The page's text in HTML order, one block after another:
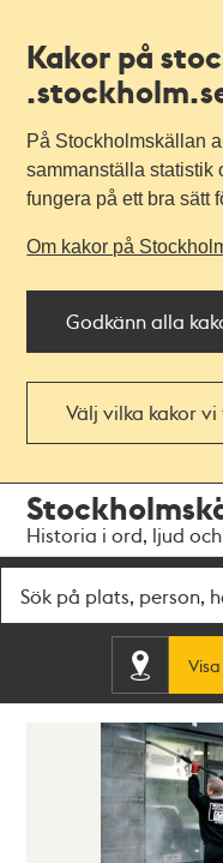
Kakor på
På Stockholmskällan
sammanställa statistik
fungera på ett bra sätt
Om kakor på
Godkänn alla
Välj vilka kakor
navigationen
huvudinnehållet
Historia i ord, ljud